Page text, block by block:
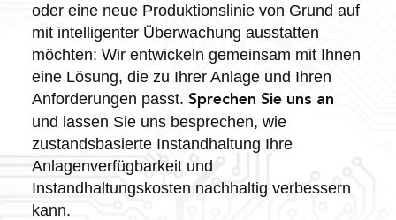
oder eine neue Produktionslinie von Grund auf
mit intelligenter Überwachung ausstatten
möchten: Wir entwickeln gemeinsam mit Ihnen
eine Lösung, die zu Ihrer Anlage und Ihren
Anforderungen passt. Sprechen Sie uns an
und lassen Sie uns besprechen, wie
zustandsbasierte Instandhaltung Ihre
Anlagenverfügbarkeit und
Instandhaltungskosten nachhaltig verbessern
kann.